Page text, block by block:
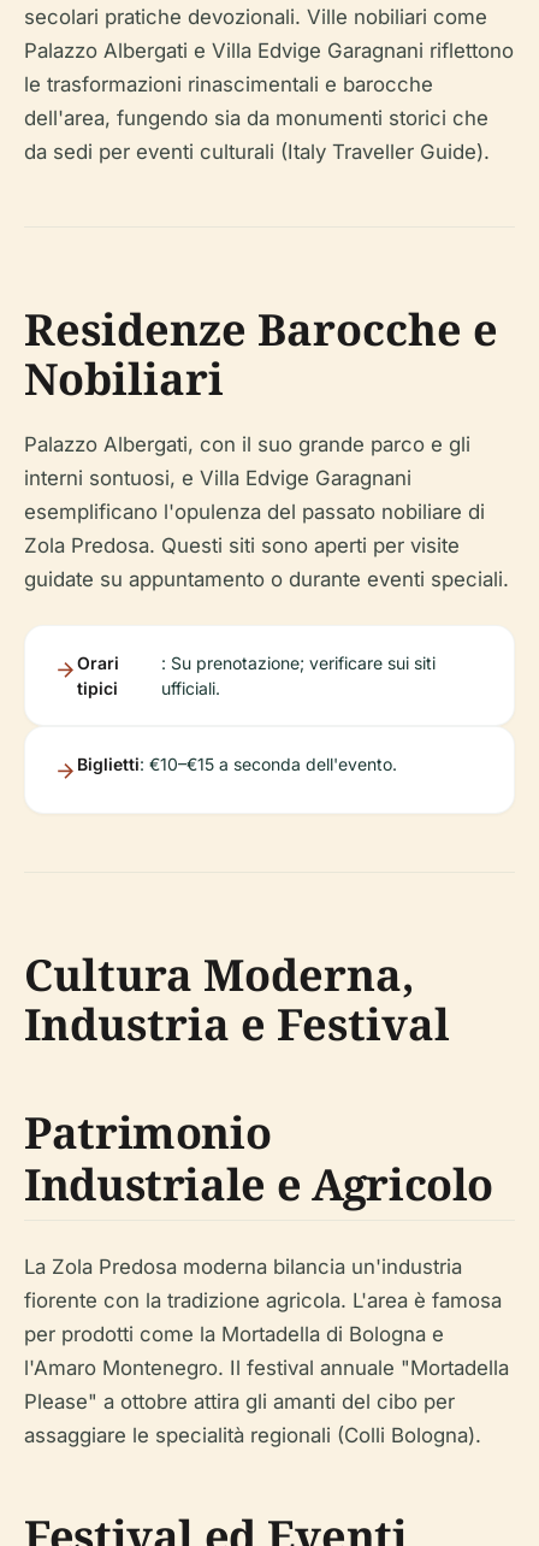
secolari pratiche devozionali. Ville nobiliari come
Palazzo Albergati e Villa Edvige Garagnani riflettono
le trasformazioni rinascimentali e barocche
dell'area, fungendo sia da monumenti storici che
da sedi per eventi culturali (Italy Traveller Guide).
Residenze Barocche e
Nobiliari
Palazzo Albergati, con il suo grande parco e gli
interni sontuosi, e Villa Edvige Garagnani
esemplificano l'opulenza del passato nobiliare di
Zola Predosa. Questi siti sono aperti per visite
guidate su appuntamento o durante eventi speciali.
Orari
tipici
: Su prenotazione; verificare sui siti
ufficiali.
Biglietti: €10–€15 a seconda dell'evento.
Cultura Moderna,
Industria e Festival
Patrimonio
Industriale e Agricolo
La Zola Predosa moderna bilancia un'industria
fiorente con la tradizione agricola. L'area è famosa
per prodotti come la Mortadella di Bologna e
l'Amaro Montenegro. Il festival annuale "Mortadella
Please" a ottobre attira gli amanti del cibo per
assaggiare le specialità regionali (Colli Bologna).